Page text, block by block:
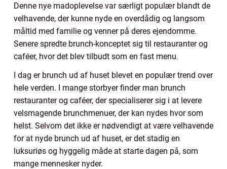
Denne nye madoplevelse var særligt populær blandt de
velhavende, der kunne nyde en overdådig og langsom
måltid med familie og venner på deres ejendomme.
Senere spredte brunch-konceptet sig til restauranter og
caféer, hvor det blev tilbudt som en fast menu.
I dag er brunch ud af huset blevet en populær trend over
hele verden. I mange storbyer finder man brunch
restauranter og caféer, der specialiserer sig i at levere
velsmagende brunchmenuer, der kan nydes hvor som
helst. Selvom det ikke er nødvendigt at være velhavende
for at nyde brunch ud af huset, er det stadig en
luksuriøs og hyggelig måde at starte dagen på, som
mange mennesker nyder.